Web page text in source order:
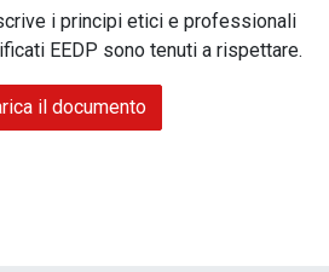
i principi etici e professionali
EEDP sono tenuti a rispettare.
il documento